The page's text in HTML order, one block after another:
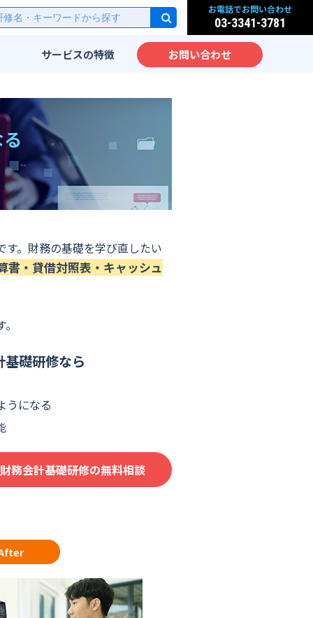
お電話でお問い合わせ
03-3341-3781
遣
ビス
スン
サービスの特徴
IT教育のノウハウ
実践力が身につく研修設計
海外人材のための英語IT研
修
大手企業向けIT研修
お問い合わせ
。財務の基礎を学び直したい
書・貸借対照表・キャッシュ
礎研修なら
うになる
財務会計基礎研修の無料相談